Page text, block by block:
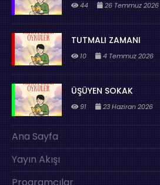
44 26 Temmuz 2026
TUTMALI ZAMANI
10 4 Temmuz 2026
ÜŞÜYEN SOKAK
91 23 Haziran 2026
Ana Sayfa
Yayın Akışı